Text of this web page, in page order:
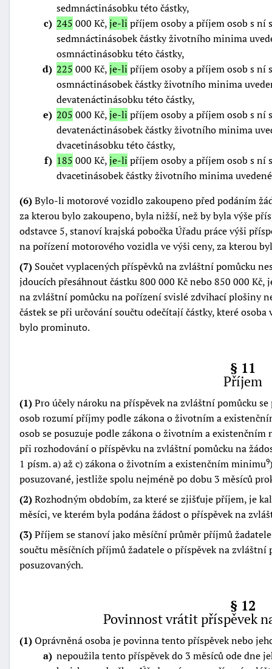
sedmnáctinásobku této částky,
c 245 000 Kč,je-li příjem osoby a příjem osob s ní
sedmnáctinásobek částky životního minima
osmnáctinásobku této částky,
d 225 000 Kč,je-li příjem osoby a příjem osob s ní
osmnáctinásobek částky životního minima
devatenáctinásobku této částky,
e 205 000 Kč,je-li příjem osoby a příjem osob s ní
devatenáctinásobek částky životního minima
dvacetinásobku této částky,
f
185 000 Kč,je-li příjem osoby a příjem osob s ní
dvacetinásobek částky životního minima
(6)Bylo-li motorové vozidlo zakoupeno před podáním
za kterou bylo zakoupeno, byla nižší, než by byla výše
odstavce 5, stanoví krajská pobočka Úřadu práce výši
na pořízení motorového vozidla ve výši ceny, za kterou
(7) Součet vyplacených příspěvků na zvláštní pomůcku
jdoucích přesáhnout částku 800 000 Kč nebo 850 000
na zvláštní pomůcku na pořízení svislé zdvihací plošiny
částek se při určování součtu odečítají částky, které
bylo prominuto.
§ 11
Příjem
(1)Pro účely nároku na příspěvek na zvláštní pomůcku
osob rozumí příjmy podle zákona o životním a
osob se posuzuje podle zákona o životním a existenčním
při rozhodování o příspěvku na zvláštní pomůcku na
1 písm. a) až c) zákona o životním a existenčním minimu9
posuzované, jestliže spolu nejméně po dobu 3 měsíců
(2)Rozhodným obdobím, za které se zjišťuje příjem, je
měsíci, ve kterém byla podána žádost o příspěvek na
(3)Příjem se stanoví jako měsíční průměr příjmů
součtu měsíčních příjmů žadatele o příspěvek na zvláštní
posuzovaných.
§ 12
Povinnost vrátit příspěvek
(1)Oprávněná osoba je povinna tento příspěvek nebo
a nepoužila tento příspěvek do 3 měsíců ode dne